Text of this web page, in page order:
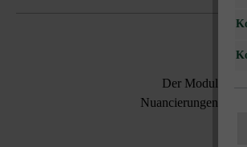
Der Modulus
Nuancierungen.